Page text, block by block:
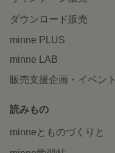
ダウンロード販売
minne PLUS
minne LAB
販売支援企画・イベント
読みもの
minneとものづくりと